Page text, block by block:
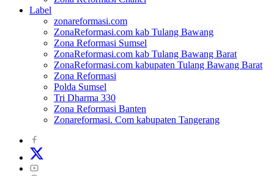
Label
zonareformasi.com
ZonaReformasi.com kab Tulang Bawang
Zona Reformasi Sumsel
ZonaReformasi.com kab Tulang Bawang Barat
ZonaReformasi.com kabupaten Tulang Bawang Barat
Zona Reformasi
Polda Sumsel
Tri Dharma 330
Zona Reformasi Banten
Zonareformasi. Com kabupaten Tangerang